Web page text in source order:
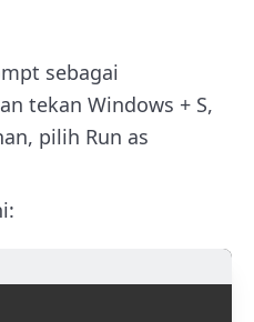
sebagai
tekan Windows + S,
pilih Run as